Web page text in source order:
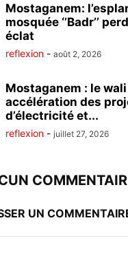
Mostaganem:
mosquée ‘’Badr’’
éclat
reflexion - août 2, 2026
Mostaganem : le
accélération des
d’électricité et...
reflexion - juillet 27, 2026
UN